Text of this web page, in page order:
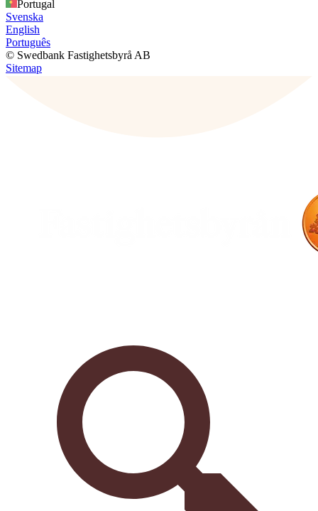
Portugal
Svenska
English
Português
© Swedbank Fastighetsbyrå AB
Sitemap